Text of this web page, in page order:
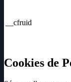
__cfruid
Cookies de